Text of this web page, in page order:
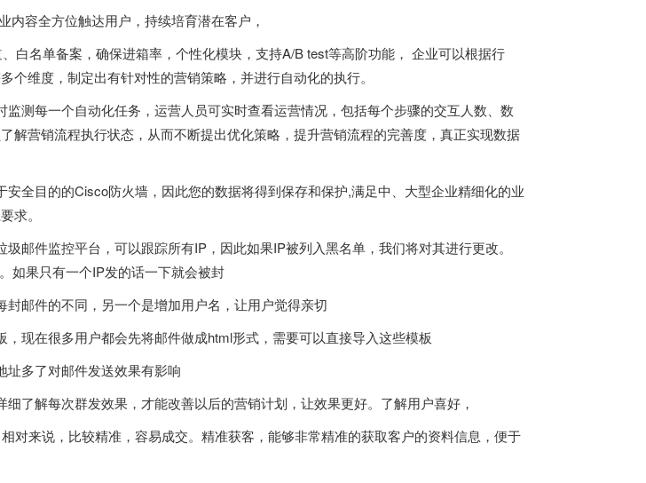
内容全方位触达用户，持续培育潜在客户，
、白名单备案，确保进箱率，个性化模块，支持A/B test等高阶功能， 企业可以根据行
个维度，制定出有针对性的营销策略，并进行自动化的执行。
监测每一个自动化任务，运营人员可实时查看运营情况，包括每个步骤的交互人数、数
解营销流程执行状态，从而不断提出优化策略，提升营销流程的完善度，真正实现数据
安全目的的Cisco防火墙，因此您的数据将得到保存和保护,满足中、大型企业精细化的业
求。
圾邮件监控平台，可以跟踪所有IP，因此如果IP被列入黑名单，我们将对其进行更改。
如果只有一个IP发的话一下就会被封
封邮件的不同，另一个是增加用户名，让用户觉得亲切
，现在很多用户都会先将邮件做成html形式，需要可以直接导入这些模板
址多了对邮件发送效果有影响
细了解每次群发效果，才能改善以后的营销计划，让效果更好。了解用户喜好，
相对来说，比较精准，容易成交。精准获客，能够非常精准的获取客户的资料信息，便于